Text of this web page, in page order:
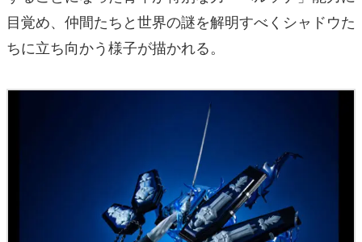
目覚め、仲間たちと世界の謎を解明すべくシャドウた
ちに立ち向かう様子が描かれる。